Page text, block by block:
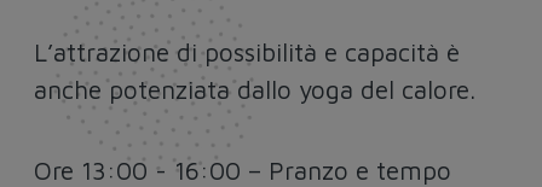
L’attrazione di possibilità e capacità è
anche potenziata dallo yoga del calore.
Ore 13:00 - 16:00 – Pranzo e tempo